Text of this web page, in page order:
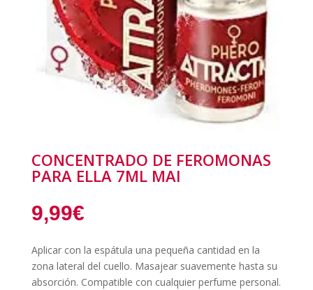
CONCENTRADO DE FEROMONAS
PARA ELLA 7ML MAI
9,99€
Aplicar con la espátula una pequeña cantidad en la
zona lateral del cuello. Masajear suavemente hasta su
absorción. Compatible con cualquier perfume personal.